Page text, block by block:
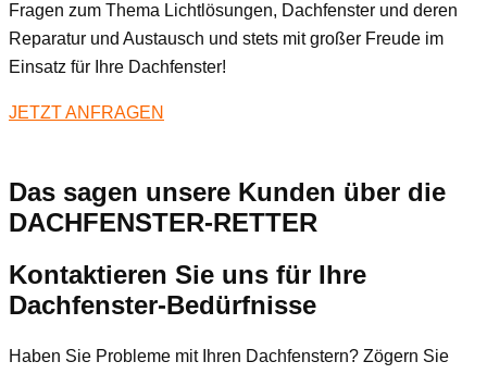
Fragen zum Thema Lichtlösungen, Dachfenster und deren
Reparatur und Austausch und stets mit großer Freude im
Einsatz für Ihre Dachfenster!
JETZT ANFRAGEN
Das sagen unsere Kunden über die
DACHFENSTER-RETTER
Kontaktieren Sie uns für Ihre
Dachfenster-Bedürfnisse
Haben Sie Probleme mit Ihren Dachfenstern? Zögern Sie